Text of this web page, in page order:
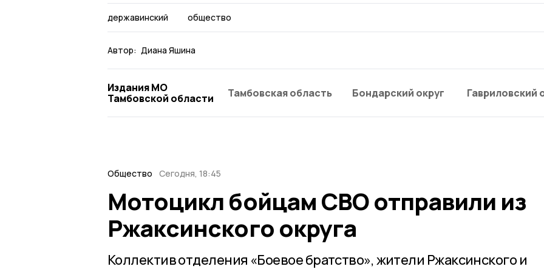
державинский общество
Автор: Диана Яшина
Издания МО
Тамбовской области
Тамбовская область Бондарский округ Гавриловский
Общество Сегодня, 18:45
Мотоцикл бойцам СВО отправили из
Ржаксинского округа
Коллектив отделения «Боевое братство», жители Ржаксинского и